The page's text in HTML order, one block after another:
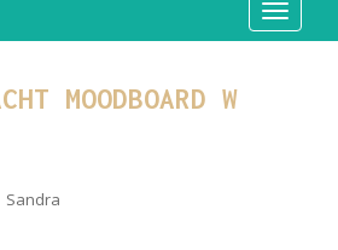
MOODBOARD W
Sandra